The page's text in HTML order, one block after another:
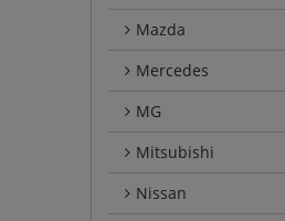
Mazda
Mercedes
MG
Mitsubishi
Nissan